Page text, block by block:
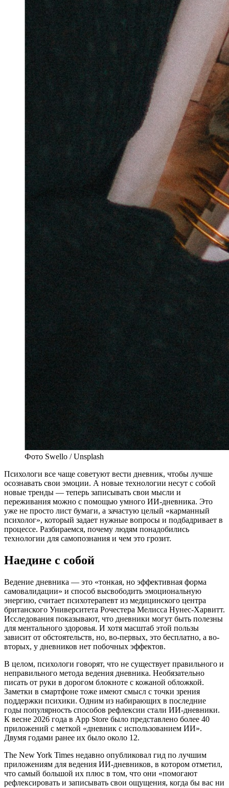
Фото Swello / Unsplash
Психологи все чаще советуют вести дневник, чтобы лучше
осознавать свои эмоции. А новые технологии несут с собой
новые тренды — теперь записывать свои мысли и
переживания можно с помощью умного ИИ-дневника. Это
уже не просто лист бумаги, а зачастую целый «карманный
психолог», который задает нужные вопросы и подбадривает в
процессе. Разбираемся, почему людям понадобились
технологии для самопознания и чем это грозит.
Наедине с собой
Ведение дневника — это «тонкая, но эффективная форма
самовалидации» и способ высвободить эмоциональную
энергию, считает психотерапевт из медицинского центра
британского Университета Рочестера Мелисса Нунес-Харвитт.
Исследования показывают, что дневники могут быть полезны
для ментального здоровья. И хотя масштаб этой пользы
зависит от обстоятельств, но, во-первых, это бесплатно, а во-
вторых, у дневников нет побочных эффектов.
В целом, психологи говорят, что не существует правильного и
неправильного метода ведения дневника. Необязательно
писать от руки в дорогом блокноте с кожаной обложкой.
Заметки в смартфоне тоже имеют смысл с точки зрения
поддержки психики. Одним из набирающих в последние
годы популярность способов рефлексии стали ИИ-дневники.
К весне 2026 года в App Store было представлено более 40
приложений с меткой «дневник с использованием ИИ».
Двумя годами ранее их было около 12.
The New York Times недавно опубликовал гид по лучшим
приложениям для ведения ИИ-дневников, в котором отметил,
что самый большой их плюс в том, что они «помогают
рефлексировать и записывать свои ощущения, когда бы вас ни